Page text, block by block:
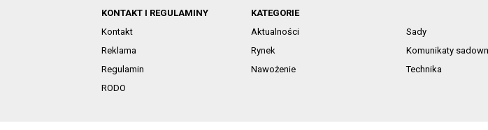
KONTAKT I REGULAMINY
Kontakt
Reklama
Regulamin
RODO
KATEGORIE
Aktualności
Sady
Rynek
Komunikaty
Nawożenie
Technika